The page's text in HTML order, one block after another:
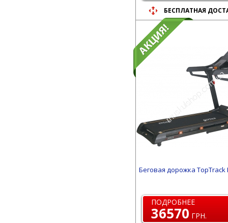
БЕСПЛАТНАЯ
Беговая дорожка TopTrack
ПОДРОБНЕЕ
36570 ГРН.